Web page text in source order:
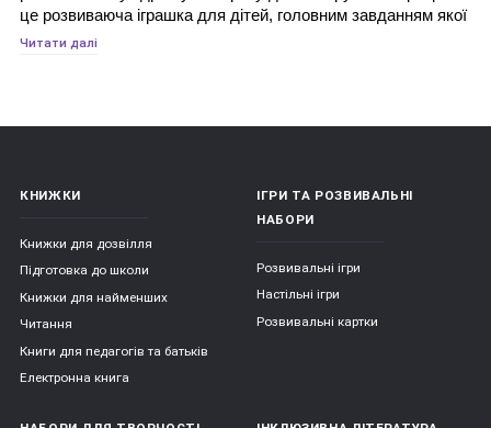
це розвиваюча іграшка для дітей, головним завданням якої
є сортування предметів за різними ознаками. Це перша
творчий розвиток у дітей.
Сортери можуть бути виконані з різних матеріалів: з
дерева, пластика, пластмаси, гуми або з тканини.
Якість використовуваних матеріалів постійно
контролюється. Вони безпечні для дітей, не мають
сторонніх запахів;
Читати далі
КНИЖКИ
Книжки для дозвілля
Підготовка до школи
Книжки для найменших
Читання
Книги для педагогів та батьків
Електронна книга
ІГРИ ТА РОЗВИВАЛЬНІ
НАБОРИ
Розвивальні ігри
Настільні ігри
Розвивальні картки